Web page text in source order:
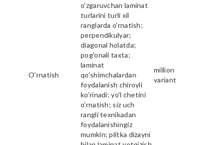
O'rnatish
o'zgaruvchan laminat
turlarini turli xil
ranglarda o'rnatish;
perpendikulyar;
diagonal holatda;
pog'onali taxta;
laminat
qo'shimchalardan
foydalanish chiroyli
ko'rinadi; yo'l chetini
o'rnatish; siz uch
rangli texnikadan
foydalanishingiz
mumkin; plitka dizayni
million
variant